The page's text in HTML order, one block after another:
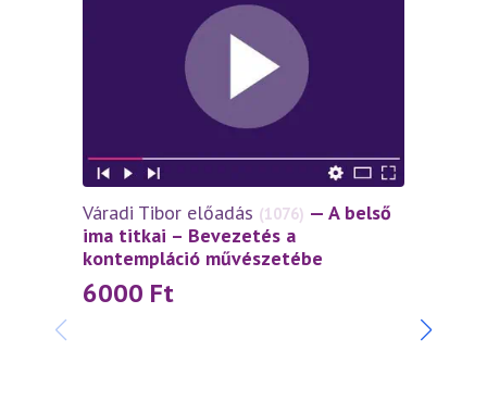
Váradi Tibor előadás (1076) — A belső
ima titkai – Bevezetés a
kontempláció művészetébe
6000 Ft